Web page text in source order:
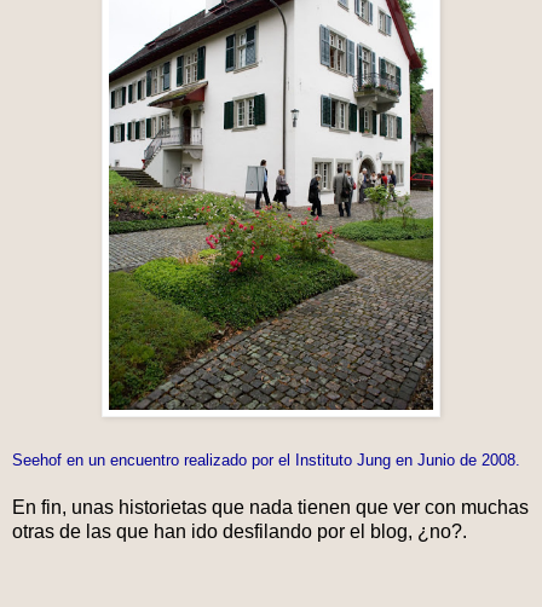
Seehof en un encuentro realizado por el Instituto Jung en Junio de 2008.
En fin, unas historietas que nada tienen que ver con muchas
otras de las que han ido desfilando por el blog, ¿no?.